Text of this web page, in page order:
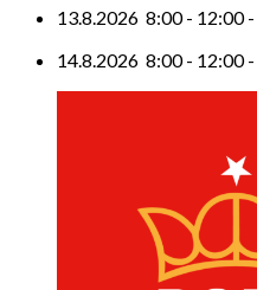
13.8.2026 8:00- 12:00-
14.8.2026 8:00- 12:00-